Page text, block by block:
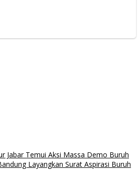
Jabar Temui Aksi Massa Demo Buruh
Layangkan Surat Aspirasi Buruh